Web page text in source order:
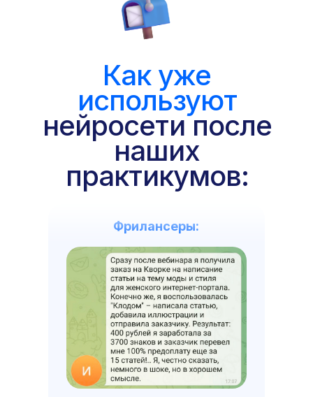
Как уже
используют
нейросети после
наших
практикумов:
Фрилансеры: